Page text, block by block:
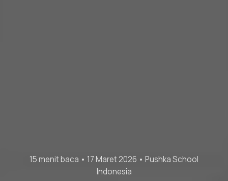
15 menit baca • 17 Maret 2026 • Pushka School
Indonesia